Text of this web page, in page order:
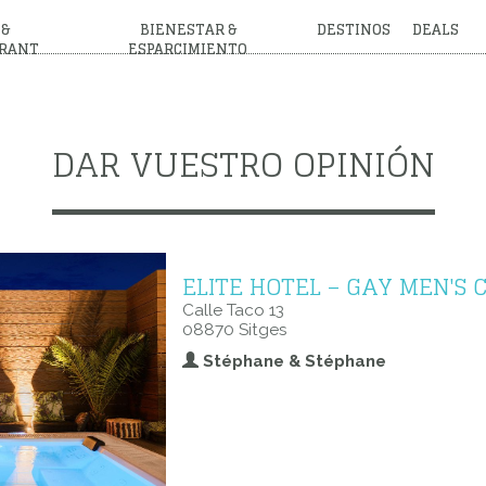
BIENESTAR &
ESPARCIMIENTO
DESTINOS DEALS
DAR VUESTRO OPINIÓN
ELITE HOTEL – GAY MEN'S
Calle Taco 13
08870 Sitges
Stéphane & Stéphane